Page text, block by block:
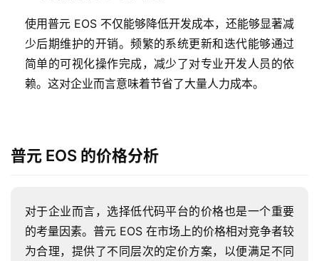
使用普元 EOS 不仅能够降低开发成本，还能够显著减
少后期维护的开销。频繁的系统更新和迭代能够通过
简单的可视化操作完成，减少了对专业开发人员的依
赖。这对企业而言意味着节省了大量人力成本。
普元 EOS 的价格分析
对于企业而言，选择低代码平台的价格也是一个重要
的考量因素。普元 EOS 在市场上的价格相对竞争者较
为合理，提供了不同层次的定价方案，以便满足不同